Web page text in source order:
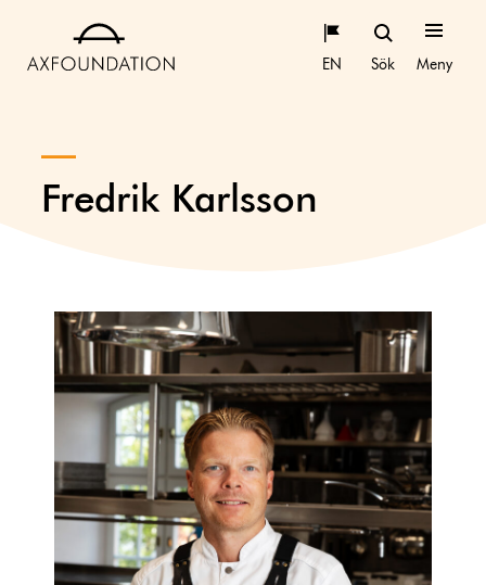
EN Sök Meny
Fredrik Karlsson